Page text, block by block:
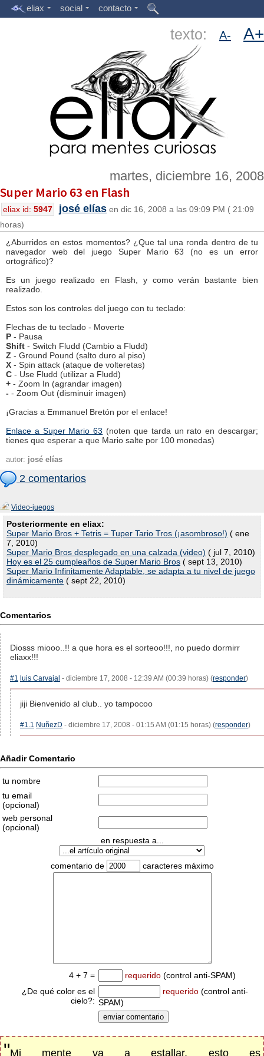
eliax social contacto
texto: A- A+
martes, diciembre 16, 2008
Super Mario 63 en Flash
eliax id: 5947 josé elías en dic 16, 2008 a las 09:09 PM ( 21:09
horas)
¿Aburridos en estos momentos? ¿Que tal una ronda dentro de tu
navegador web del juego Super Mario 63 (no es un error
ortográfico)?
Es un juego realizado en Flash, y como verán bastante bien
realizado.
Estos son los controles del juego con tu teclado:
Flechas de tu teclado - Moverte
P - Pausa
Shift - Switch Fludd (Cambio a Fludd)
Z - Ground Pound (salto duro al piso)
X - Spin attack (ataque de volteretas)
C - Use Fludd (utilizar a Fludd)
+ - Zoom In (agrandar imagen)
- - Zoom Out (disminuir imagen)
¡Gracias a Emmanuel Bretón por el enlace!
Enlace a Super Mario 63 (noten que tarda un rato en descargar;
tienes que esperar a que Mario salte por 100 monedas)
autor: josé elías
2 comentarios
Video-juegos
Posteriormente en eliax:
Super Mario Bros + Tetris = Tuper Tario Tros (¡asombroso!) ( ene
7, 2010)
Super Mario Bros desplegado en una calzada (video) ( jul 7, 2010)
Hoy es el 25 cumpleaños de Super Mario Bros ( sept 13, 2010)
Super Mario Infinitamente Adaptable, se adapta a tu nivel de juego
dinámicamente ( sept 22, 2010)
Comentarios
Diosss miooo..!! a que hora es el sorteoo!!!, no puedo dormirr
eliaxx!!!
#1 luis Carvajal - diciembre 17, 2008 - 12:39 AM (00:39 horas) (responder)
jiji Bienvenido al club.. yo tampocoo
#1.1 NuñezD - diciembre 17, 2008 - 01:15 AM (01:15 horas) (responder)
Añadir Comentario
tu nombre
tu email
(opcional)
web personal
(opcional)
en respuesta a...
comentario de caracteres máximo
4 + 7 = requerido (control anti-SPAM)
¿De qué color es el
cielo?:
requerido (control anti-
SPAM)
"Mi mente va a estallar, esto es